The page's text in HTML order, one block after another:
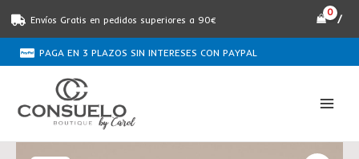
Envíos Gratis en pedidos superiores a 90€ /
PAGA EN 3 PLAZOS SIN INTERESES CON PAYPAL